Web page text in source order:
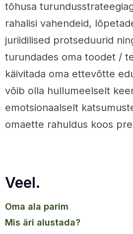
tõhusa
rahalisi vahendeid,
juriidilised protseduurid
turundades oma toodet /
käivitada oma ettevõtte
võib olla hullumeelselt
emotsionaalselt
omaette rahuldus koos
Veel.
oma ala parim
mis äri alustada?